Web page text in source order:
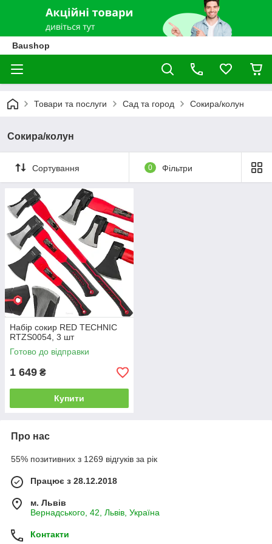
Baushop
Товари та послуги Сад та город Сокира/колун
Сокира/колун
Сортування 0 Фільтри
Набір сокир RED TECHNIC
RTZS0054, 3 шт
Готово до відправки
1 649 ₴
Купити
Про нас
55% позитивних з 1269 відгуків за рік
Працює з 28.12.2018
м. Львів
Вернадського, 42, Львів, Україна
Контакти